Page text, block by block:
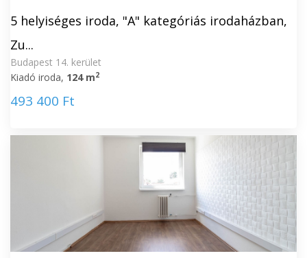
5 helyiséges iroda, "A" kategóriás irodaházban,
Zu...
Budapest 14. kerület
Kiadó iroda, 124 m2
493 400 Ft